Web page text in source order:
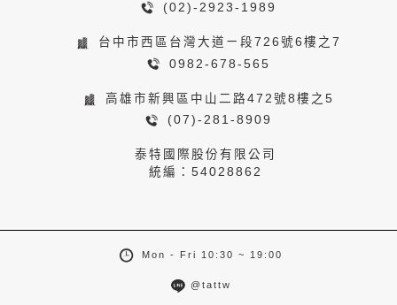
(02)-2923-1989
台中市西區台灣大道ㄧ段726號6樓之7
0982-678-565
高雄市新興區中山二路472號8樓之5
(07)-281-8909
泰特國際股份有限公司
統編：54028862
Mon - Fri 10:30 ~ 19:00
@tattw